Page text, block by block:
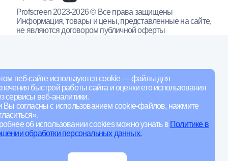
веб-сайте используются cookie — файлы для
быстрой работы сайта и оценки его использования
сервисы веб-аналитики.
Вы согласны с использованием cookie-файлов, нажмите
об использовании cookies можно узнать в Политике в
обработки персональных данных.
Profscreen 2023-2026 © Все права защищены
Информация, товары и цены, представленные на сайте,
не являются договором публичной оферты